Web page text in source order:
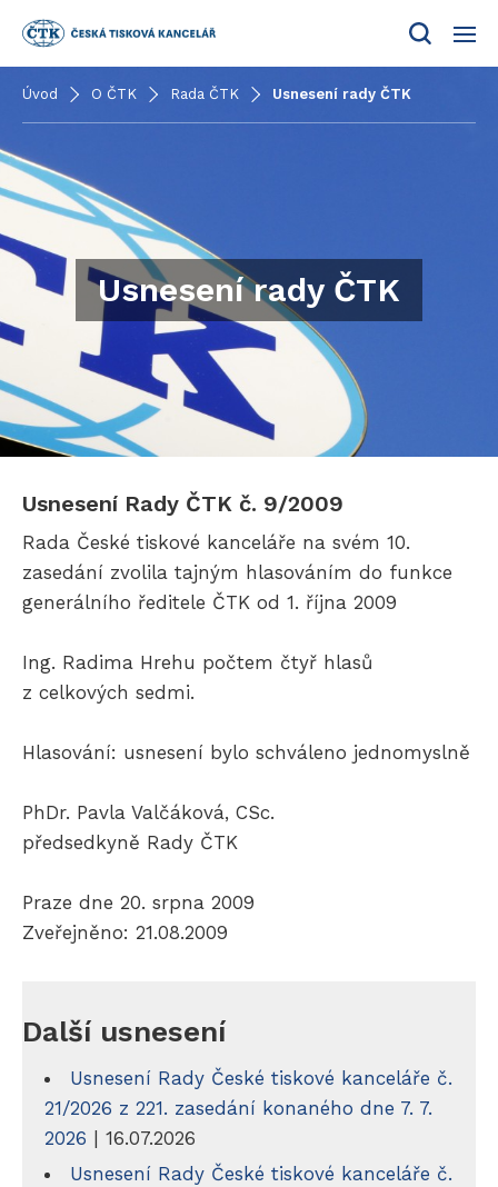
Menu
Úvod O ČTK Rada ČTK Usnesení rady ČTK
Usnesení rady ČTK
Usnesení Rady ČTK č. 9/2009
Rada České tiskové kanceláře na svém 10.
zasedání zvolila tajným hlasováním do funkce
generálního ředitele ČTK od 1. října 2009
Ing. Radima Hrehu počtem čtyř hlasů
z celkových sedmi.
Hlasování: usnesení bylo schváleno jednomyslně
PhDr. Pavla Valčáková, CSc.
předsedkyně Rady ČTK
Praze dne 20. srpna 2009
Zveřejněno: 21.08.2009
Další usnesení
Usnesení Rady České tiskové kanceláře č.
21/2026 z 221. zasedání konaného dne 7. 7.
2026 | 16.07.2026
Usnesení Rady České tiskové kanceláře č.